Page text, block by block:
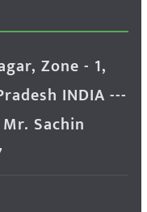
Zone - 1,
INDIA ---
Sachin